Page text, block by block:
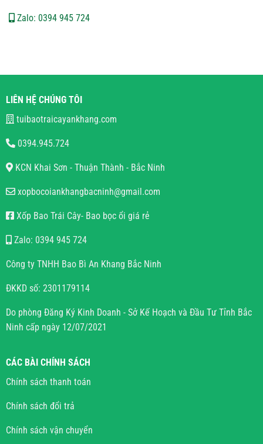
Zalo: 0394 945 724
LIÊN HỆ CHÚNG TÔI
tuibaotraicayankhang.com
0394.945.724
KCN Khai Sơn - Thuận Thành - Bắc Ninh
xopbocoiankhangbacninh@gmail.com
Xốp Bao Trái Cây- Bao bọc ổi giá rẻ
Zalo: 0394 945 724
Công ty TNHH Bao Bì An Khang Bắc Ninh
ĐKKD số: 2301179114
Do phòng Đăng Ký Kinh Doanh - Sở Kế Hoạch và Đầu Tư Tỉnh Bắc
Ninh cấp ngày 12/07/2021
CÁC BÀI CHÍNH SÁCH
Chính sách thanh toán
Chính sách đổi trả
Chính sách vận chuyển